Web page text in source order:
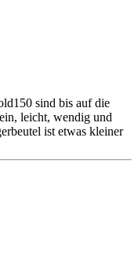
sind bis auf die
leicht, wendig und
ist etwas kleiner